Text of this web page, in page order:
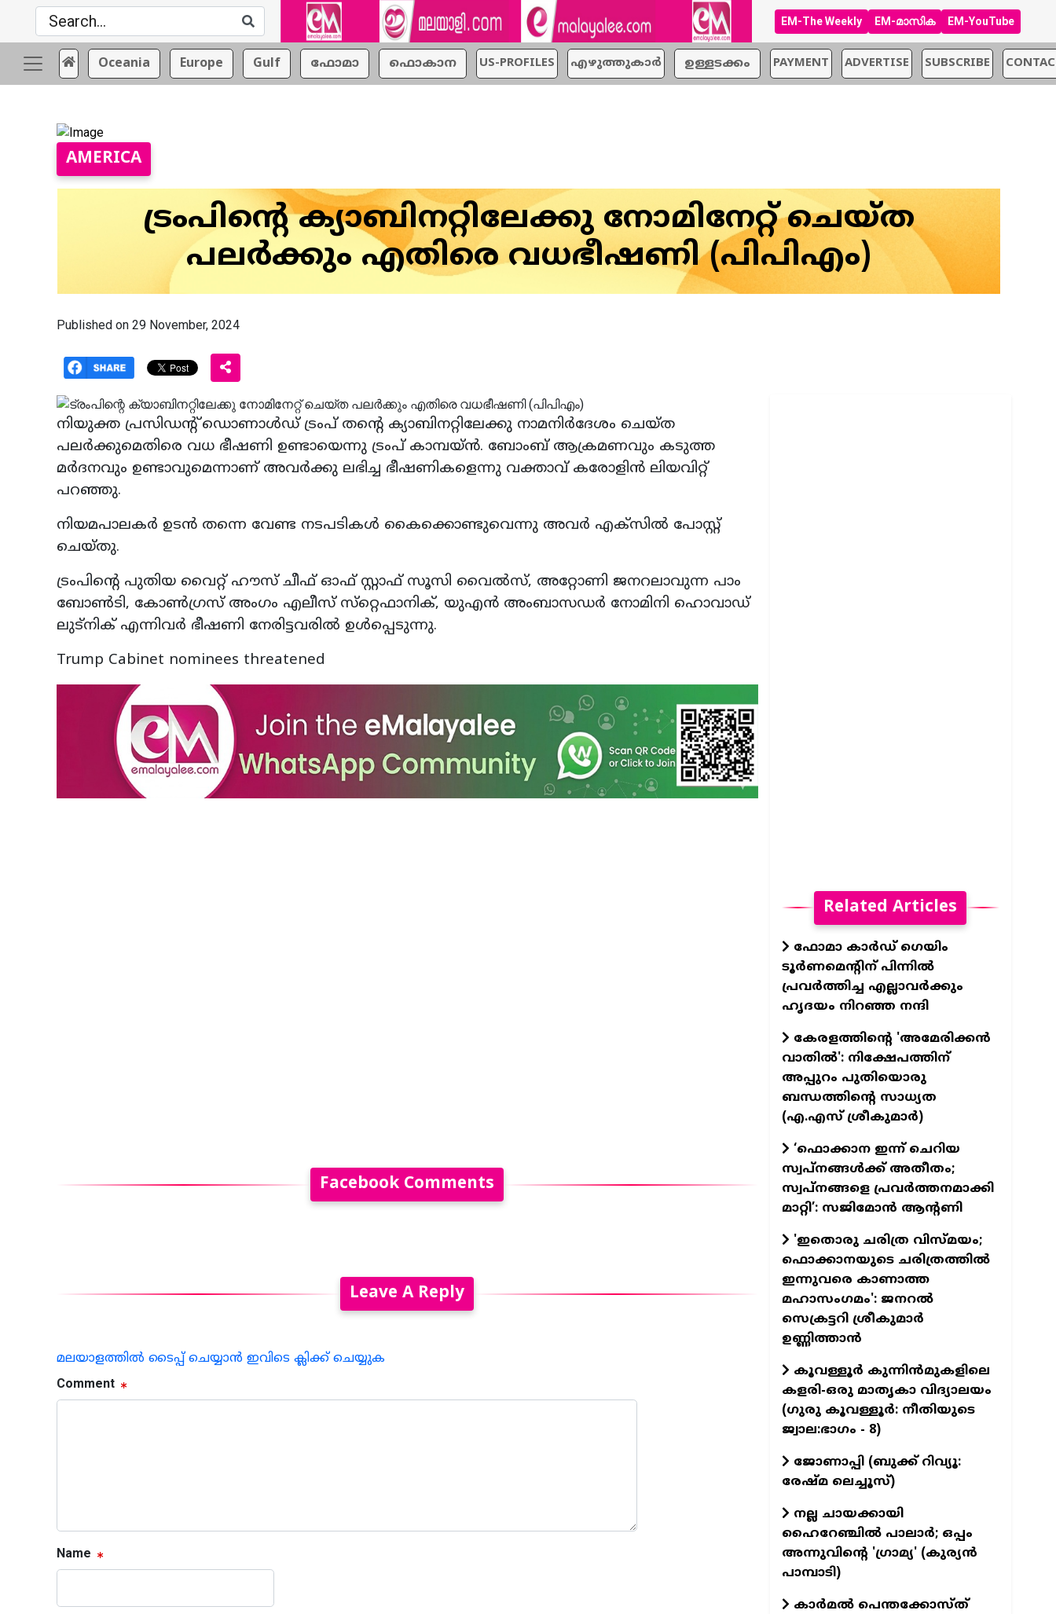
EM-The Weekly EM-മാസിക EM-YouTube
Oceania Europe Gulf ഫോമാ ഫൊകാന US-PROFILES എഴുത്തുകാര്‍ ഉള്ളടക്കം PAYMENT ADVERTISE SUBSCRIBE
AMERICA
ട്രംപിന്റെ ക്യാബിനറ്റിലേക്കു നോമിനേറ്റ് ചെയ്ത
പലർക്കും എതിരെ വധഭീഷണി (പിപിഎം)
Published on 29 November, 2024
നിയുക്ത പ്രസിഡന്റ് ഡൊണാൾഡ് ട്രംപ് തന്റെ ക്യാബിനറ്റിലേക്കു നാമനിർദേശം ചെയ്ത
പലർക്കുമെതിരെ വധ ഭീഷണി ഉണ്ടായെന്നു ട്രംപ് കാമ്പയ്ൻ. ബോംബ് ആക്രമണവും കടുത്ത
മർദനവും ഉണ്ടാവുമെന്നാണ് അവർക്കു ലഭിച്ച ഭീഷണികളെന്നു വക്താവ് കരോളിൻ ലിയവിറ്റ്
പറഞ്ഞു.
നിയമപാലകർ ഉടൻ തന്നെ വേണ്ട നടപടികൾ കൈക്കൊണ്ടുവെന്നു അവർ എക്‌സിൽ പോസ്റ്റ്
ചെയ്തു.
ട്രംപിന്റെ പുതിയ വൈറ്റ് ഹൗസ് ചീഫ് ഓഫ് സ്റ്റാഫ് സൂസി വൈൽസ്, അറ്റോണി ജനറലാവുന്ന പാം
ബോൺടി, കോൺഗ്രസ് അംഗം എലീസ് സ്‌റ്റെഫാനിക്, യുഎൻ അംബാസഡർ നോമിനി ഹൊവാഡ്
ലുട്നിക് എന്നിവർ ഭീഷണി നേരിട്ടവരിൽ ഉൾപ്പെടുന്നു.
Trump Cabinet nominees threatened
Facebook Comments
Leave A Reply
മലയാളത്തില്‍ ടൈപ്പ് ചെയ്യാന്‍ ഇവിടെ ക്ലിക്ക് ചെയ്യുക
Comment
Name
Related Articles
ഫോമാ കാര്‍ഡ് ഗെയിം
ടൂര്‍ണമെന്റിന് പിന്നില്‍
പ്രവര്‍ത്തിച്ച എല്ലാവര്‍ക്കും
ഹൃദയം നിറഞ്ഞ നന്ദി
കേരളത്തിന്റെ 'അമേരിക്കന്‍
വാതില്‍': നിക്ഷേപത്തിന്
അപ്പുറം പുതിയൊരു
ബന്ധത്തിന്റെ സാധ്യത
(എ.എസ് ശ്രീകുമാര്‍)
‘ഫൊക്കാന ഇന്ന് ചെറിയ
സ്വപ്നങ്ങൾക്ക് അതീതം;
സ്വപ്നങ്ങളെ പ്രവർത്തനമാക്കി
മാറ്റി’: സജിമോൻ ആന്റണി
'ഇതൊരു ചരിത്ര വിസ്മയം;
ഫൊക്കാനയുടെ ചരിത്രത്തിൽ
ഇന്നുവരെ കാണാത്ത
മഹാസംഗമം': ജനറൽ
സെക്രട്ടറി ശ്രീകുമാർ
ഉണ്ണിത്താൻ
കൂവള്ളൂർ കുന്നിൻമുകളിലെ
കളരി-ഒരു മാതൃകാ വിദ്യാലയം
(ഗുരു കൂവള്ളൂര്‍: നീതിയുടെ
ജ്വാല:ഭാഗം - 8)
ജോണാപ്പി (ബുക്ക്‌ റിവ്യൂ:
രേഷ്മ ലെച്ചൂസ്)
നല്ല ചായക്കായി
ഹൈറേഞ്ചിൽ പാലാർ; ഒപ്പം
അന്നുവിന്റെ 'ഗ്രാമ്യ' (കുര്യൻ
പാമ്പാടി)
കാർമൽ പെന്തക്കോസ്ത്